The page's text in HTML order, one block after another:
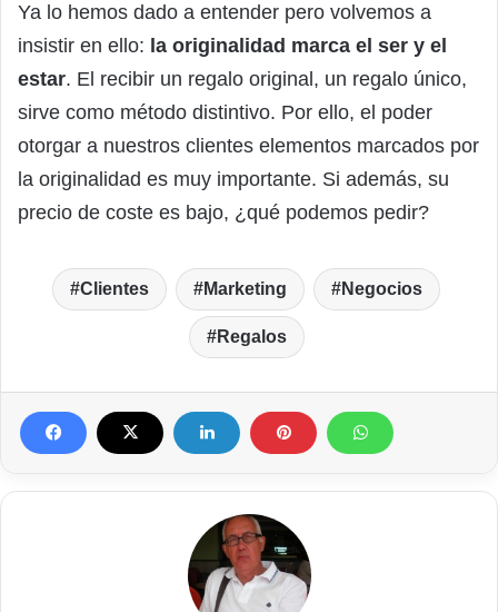
Ya lo hemos dado a entender pero volvemos a
insistir en ello: la originalidad marca el ser y el
estar. El recibir un regalo original, un regalo único,
sirve como método distintivo. Por ello, el poder
otorgar a nuestros clientes elementos marcados por
la originalidad es muy importante. Si además, su
precio de coste es bajo, ¿qué podemos pedir?
Clientes Marketing Negocios
Regalos